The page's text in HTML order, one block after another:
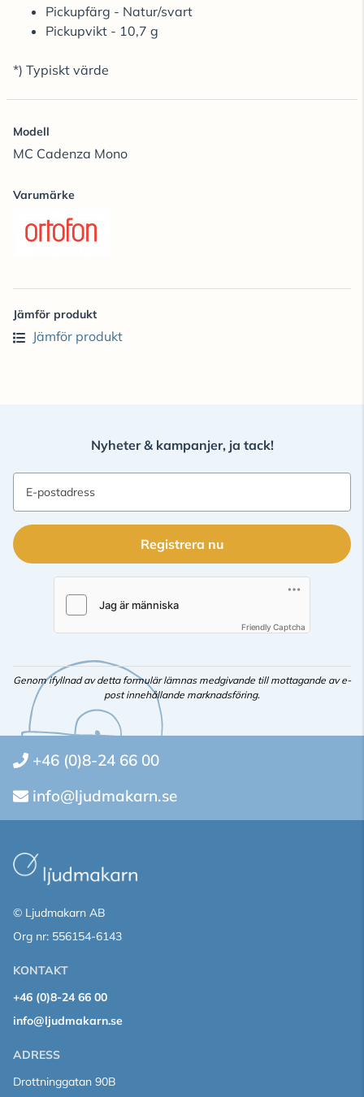
Pickupfärg - Natur/svart
Pickupvikt - 10,7 g
*) Typiskt värde
Modell
MC Cadenza Mono
Varumärke
Jämför produkt
Jämför produkt
Nyheter & kampanjer, ja tack!
E-postadress
Registrera nu
Friendly Captcha
Genom ifyllnad av detta formulär lämnas medgivande till mottagande av e-
post innehållande marknadsföring.
+46 (0)8-24 66 00
info@ljudmakarn.se
© Ljudmakarn AB
Org nr: 556154-6143
KONTAKT
+46 (0)8-24 66 00
info@ljudmakarn.se
ADRESS
Drottninggatan 90B